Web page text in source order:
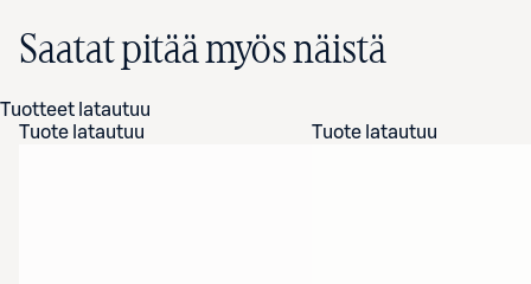
Saatat pitää myös näistä
Tuotteet latautuu
Tuote latautuu
Tuote latautuu